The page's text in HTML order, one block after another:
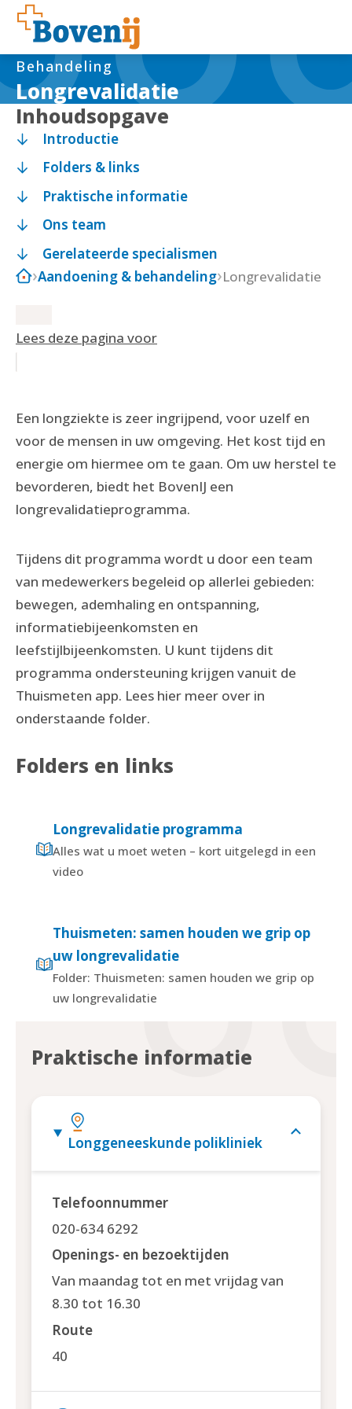
Longrevalidatie
Behandeling
Inhoudsopgave
Introductie
Folders & links
Praktische informatie
Ons team
Gerelateerde specialismen
Aandoening & behandeling Longrevalidatie
Lees deze pagina voor
Een longziekte is zeer ingrijpend, voor uzelf en
voor de mensen in uw omgeving. Het kost tijd en
energie om hiermee om te gaan. Om uw herstel te
bevorderen, biedt het BovenIJ een
longrevalidatieprogramma.
Tijdens dit programma wordt u door een team
van medewerkers begeleid op allerlei gebieden:
bewegen, ademhaling en ontspanning,
informatiebijeenkomsten en
leefstijlbijeenkomsten. U kunt tijdens dit
programma ondersteuning krijgen vanuit de
Thuismeten app. Lees hier meer over in
onderstaande folder.
Folders en links
Longrevalidatie programma
Alles wat u moet weten – kort uitgelegd in een
video
Thuismeten: samen houden we grip op
uw longrevalidatie
Folder: Thuismeten: samen houden we grip op
uw longrevalidatie
Praktische informatie
Longgeneeskunde polikliniek
Telefoonnummer
020-634 6292
Openings- en bezoektijden
Van maandag tot en met vrijdag van
8.30 tot 16.30
Route
40